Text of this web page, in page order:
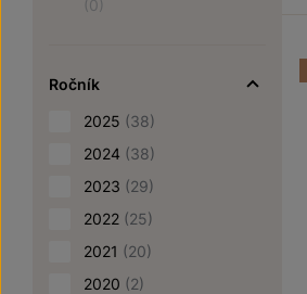
(0)
Ročník
2025 (38)
2024 (38)
2023 (29)
2022 (25)
2021 (20)
2020 (2)